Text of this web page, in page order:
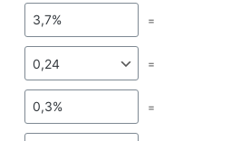
=
=
=